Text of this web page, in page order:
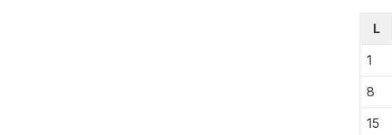
L
1
8
15